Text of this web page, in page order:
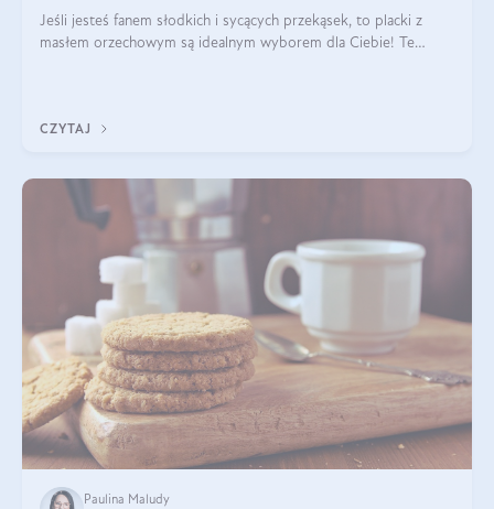
Jeśli jesteś fanem słodkich i sycących przekąsek, to placki z
masłem orzechowym są idealnym wyborem dla Ciebie! Te
CZYTAJ
Paulina Maludy